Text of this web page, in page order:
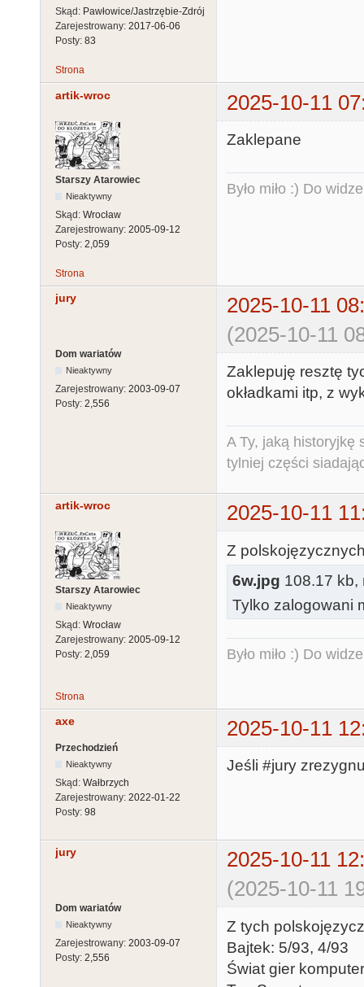
Skąd: Pawłowice/Jastrzębie-Zdrój
Zarejestrowany: 2017-06-06
Posty: 83
Strona
artik-wroc 2025-10-11
Starszy Atarowiec
Nieaktywny
Skąd: Wrocław
Zarejestrowany: 2005-09-12
Posty: 2,059
Zaklepane
Było miło :) Do
Strona
jury
2025-10-11
(2025-10-11
Dom wariatów
Nieaktywny
Zarejestrowany: 2003-09-07
Posty: 2,556
Zaklepuję resztę
okładkami itp, z
A Ty, jaką historyjkę
tylniej części
artik-wroc 2025-10-11
Starszy Atarowiec
Nieaktywny
Skąd: Wrocław
Zarejestrowany: 2005-09-12
Posty: 2,059
Z
6w.jpg 108.17 kb,
Tylko zalogowani
Było miło :) Do
Strona
axe 2025-10-11
Przechodzień
Nieaktywny
Skąd: Wałbrzych
Zarejestrowany: 2022-01-22
Posty: 98
Jeśli #jury
jury
2025-10-11
(2025-10-11
Dom wariatów
Nieaktywny
Zarejestrowany: 2003-09-07
Posty: 2,556
Z tych
Bajtek: 5/93, 4/93
Świat gier